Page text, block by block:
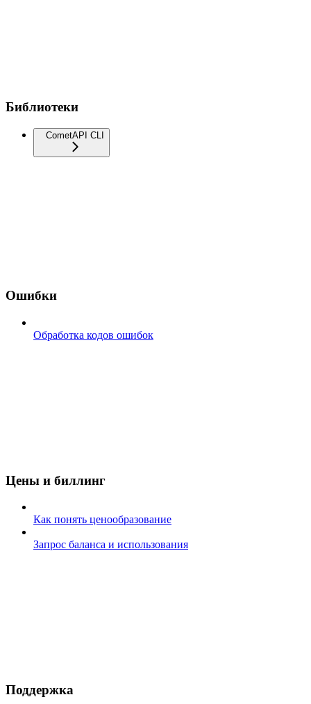
Библиотеки
CometAPI CLI
Ошибки
Обработка кодов ошибок
Цены и биллинг
Как понять ценообразование
Запрос баланса и использования
Поддержка